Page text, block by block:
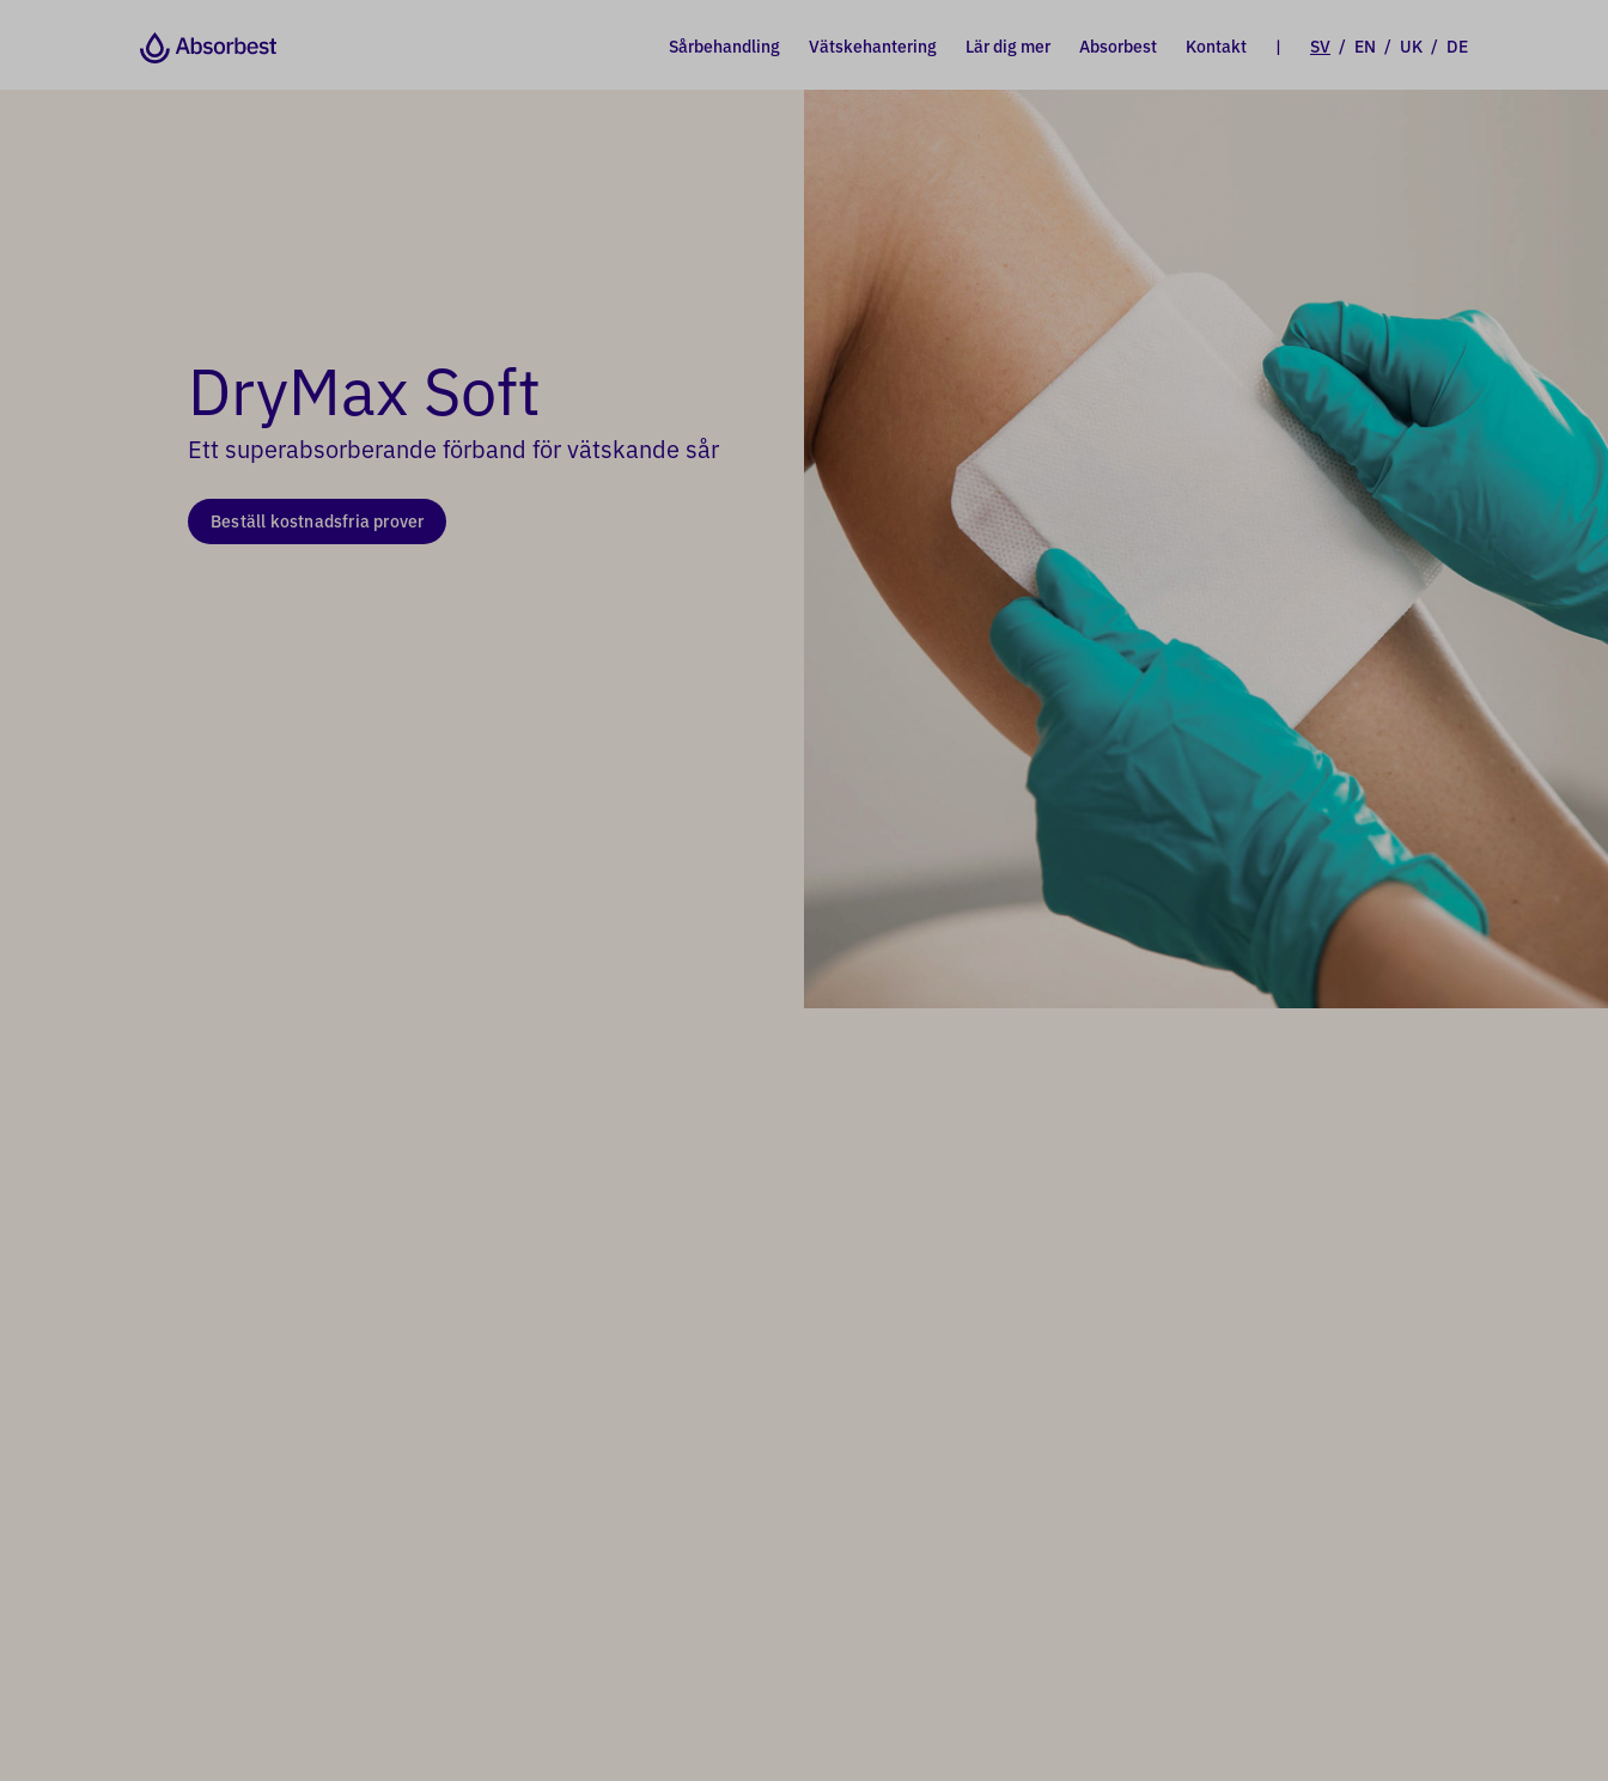
Sårbehandling Vätskehantering Lär dig mer Absorbest Kontakt | SV / EN / UK / DE
DryMax Soft
Ett superabsorberande förband för vätskande sår
Beställ kostnadsfria prover